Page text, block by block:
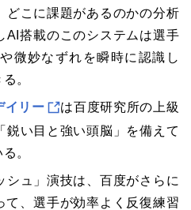
どこに課題があるのかの分析
AI搭載のこのシステムは選手
微妙なずれを瞬時に認識し
。
イリー
は百度研究所の上級
鋭い目と強い頭脳」を備えて
。
シュ」演技は、百度がさらに
て、選手が効率よく反復練習